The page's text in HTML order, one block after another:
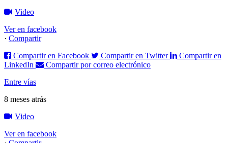
Video
Ver en facebook
· Compartir
Compartir en Facebook
Compartir en Twitter
Compartir en
LinkedIn
Compartir por correo electrónico
Entre vías
8 meses atrás
Video
Ver en facebook